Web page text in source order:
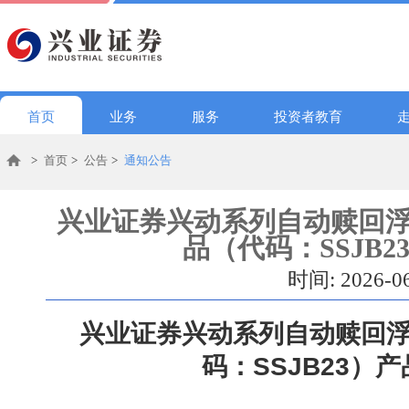
首页 业务 服务 投资者教育
> 首页 > 公告 > 通知公告
兴业证券兴动系列自动赎回
品（代码：
时间: 2026-
兴业证券兴动系列自动赎回
码： SSJB23） 产